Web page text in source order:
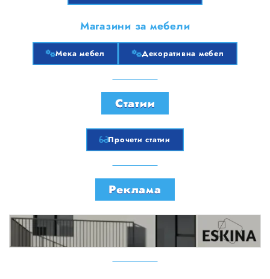
Магазини за мебели
Мека мебел Декоративна мебел
Статии
Прочети статии
Реклама